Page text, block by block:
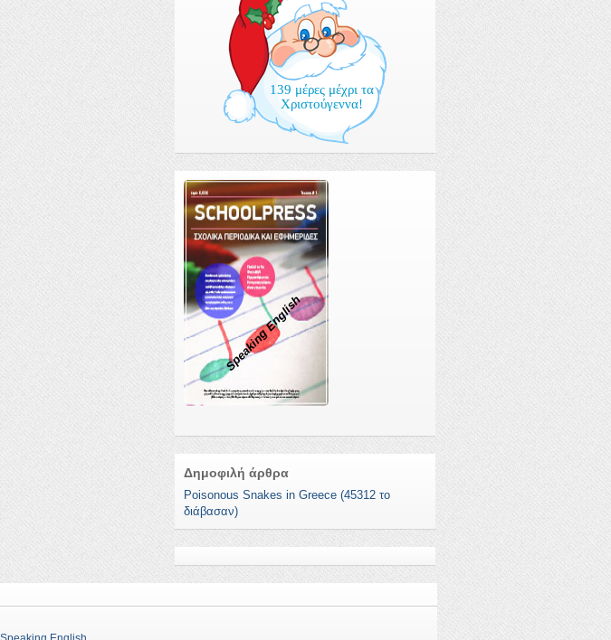
139 μέρες μέχρι τα
Χριστούγεννα!
Speaking English
Δημοφιλή άρθρα
Poisonous Snakes in Greece (45312 το
διάβασαν)